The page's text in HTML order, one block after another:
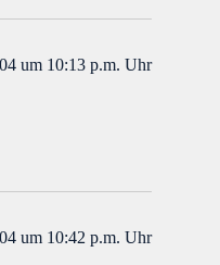
um 10:13 p.m. Uhr
um 10:42 p.m. Uhr